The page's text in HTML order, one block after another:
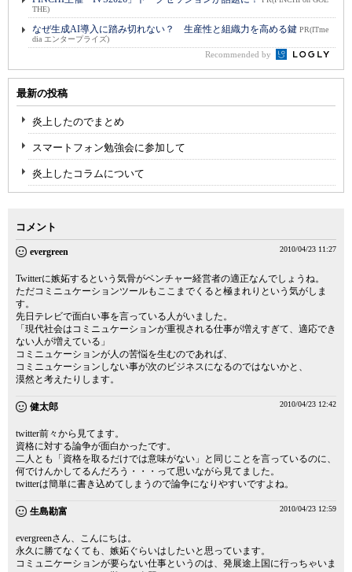
THE)
なぜ生成AI導入に踏み切れない？ 生産性と組織力を高める鍵 PR(ITme
dia エンタープライズ)
Recommended by
最新の投稿
炎上したのでまとめ
スマートフォン勉強会に参加して
炎上したコラムについて
コメント
evergreen 2010/04/23 11:27
Twitterに嫉妬するという気骨がベンチャー経営者の適正なんでしょうね。
ただコミニュケーションツールもここまでくると極まれりという気がしま
す。
先日テレビで面白い事を言っている人がいました。
「現代社会はコミニュケーションが重視される仕事が増えすぎて、適応でき
ない人が増えている」
コミニュケーションが人の苦悩を生むのであれば、
コミニュケーションしない事が次のビジネスになるのではないかと、
漠然と考えたりします。
健太郎 2010/04/23 12:42
twitter前々から見てます。
資格に対する論争が面白かったです。
二人とも「資格を取るだけでは意味がない」と同じことを言っているのに、
何でけんかしてるんだろう・・・って思いながら見てました。
twitterは簡単に書き込めてしまうので論争になりやすいですよね。
生島勘富 2010/04/23 12:59
evergreenさん、こんにちは。
永久に勝てなくても、嫉妬ぐらいはしたいと思っています。
コミュニケーションが要らない仕事というのは、発展途上国に行っちゃいま